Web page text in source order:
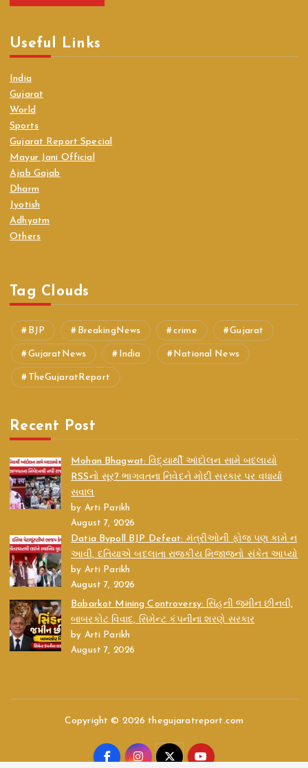
Useful Links
India
Gujarat
World
Sports
Gujarat Report Special
Mayur Jani Official
Ajab Gajab
Dharm
Jyotish
Adhyatm
Others
Tag Clouds
BJP BreakingNews crime Gujarat
GujaratNews India National News
TheGujaratReport
Recent Post
Mohan Bhagwat: વિદ્યાર્થી આંદોલન સામે બદલાયો
RSSનો સૂર? ભાગવતના નિવેદને મોદી સરકાર પર વધાર્યા
સવાલ
by Arti Parikh
August 7, 2026
Datia Bypoll BJP Defeat: મંત્રીઓની ફોજ પણ કામે ન
આવી, દતિયાએ બદલાતા રાજકીય મિજાજનો સંકેત આપ્યો
by Arti Parikh
August 7, 2026
Babarkot Mining Controversy: સિંહની જમીન છીનવી,
બાબરકોટ વિવાદ, સિમેન્ટ કંપનીના શરણે સરકાર
by Arti Parikh
August 7, 2026
Copyright © 2026 thegujaratreport.com